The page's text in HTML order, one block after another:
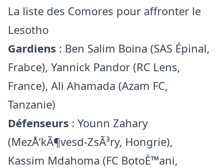
La liste des Comores pour affronter le
Lesotho
Gardiens : Ben Salim Boina (SAS Épinal,
Frabce), Yannick Pandor (RC Lens,
France), Ali Ahamada (Azam FC,
Tanzanie)
Défenseurs : Younn Zahary
(MezÅ‘kÃ¶vesd-ZsÃ³ry, Hongrie),
Kassim Mdahoma (FC BotoÈ™ani,